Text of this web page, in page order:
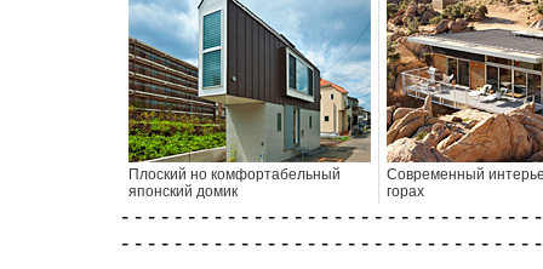
Плоский но комфортабельный
японский домик
Современный
горах
- - - - - - - - - - - - - - - - - - - - - - - - - - - - - - -
- - - - - - - - - - - - - - - - - - - - - - - - - - - - - - -